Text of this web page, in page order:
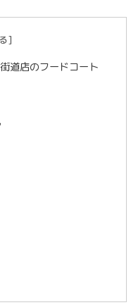
道店のフードコート